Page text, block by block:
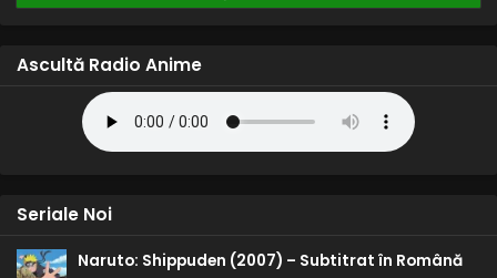
Ascultă Radio Anime
Seriale Noi
Naruto: Shippuden (2007) – Subtitrat în Română